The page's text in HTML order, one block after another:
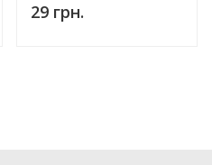
29 грн.